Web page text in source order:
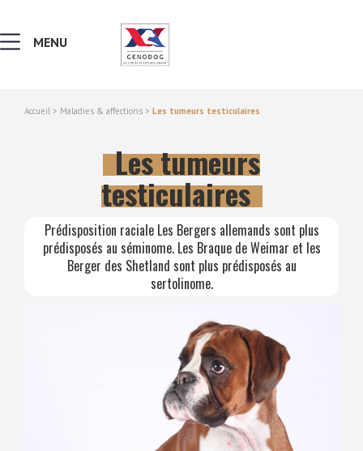
NOTIONS DE GÉNÉTIQUE
RECHERCHER UNE RACE
LEXIQUE
VERS LE SITE SCC.ASSO.FR
MENU
Accueil > Maladies & affections > Les tumeurs testiculaires
Les tumeurs
testiculaires
Prédisposition raciale Les Bergers allemands sont plus
prédisposés au séminome. Les Braque de Weimar et les
Berger des Shetland sont plus prédisposés au
sertolinome.